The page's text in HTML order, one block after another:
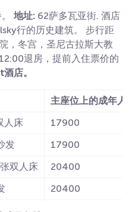
地址: 62萨多瓦亚街. 酒店
行的历史建筑。 步行距
，冬宫，圣尼古拉斯大教
退房，提前入住票价的
店。
主座位上的成年人
人床
17900
发
17900
双人床
20400
20400